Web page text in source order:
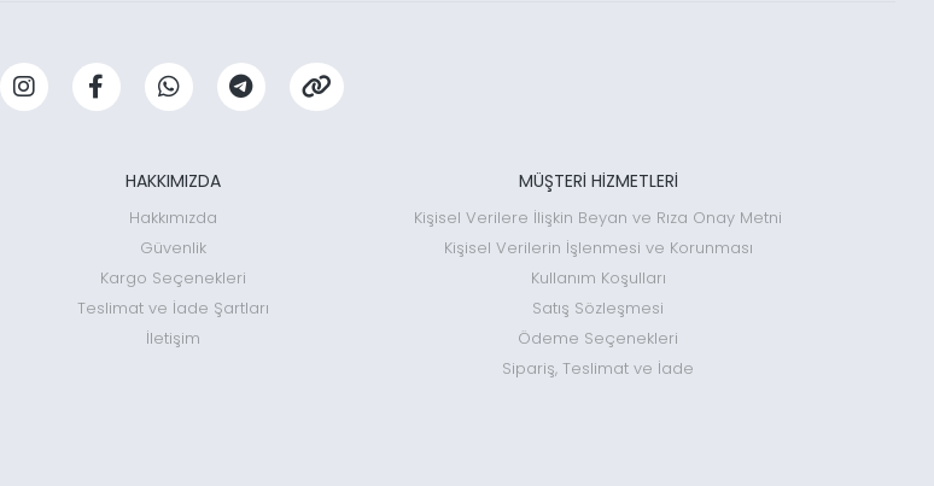
HAKKIMIZDA
Hakkımızda
Güvenlik
Kargo Seçenekleri
Teslimat ve İade Şartları
İletişim
MÜŞTERİ HİZMETLERİ
Kişisel Verilere İlişkin Beyan ve Rıza Onay Metni
Kişisel Verilerin İşlenmesi ve Korunması
Kullanım Koşulları
Satış Sözleşmesi
Ödeme Seçenekleri
Sipariş, Teslimat ve İade